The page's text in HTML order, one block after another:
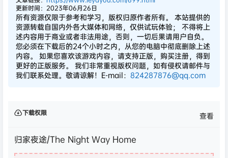
更新时间：2023年06月26日
所有资源仅限于参考和学习，版权归原作者所有。 本站提供的
资源转载自国内外各大媒体和网络，仅供试玩体验； 不得将上
述内容用于商业或者非法用途，否则，一切后果请用户自负。
您必须在下载后的24个小时之内，从您的电脑中彻底删除上述
内容。 如果您喜欢该游戏内容，请支持正版，购买注册，得到
更好的正版服务。 我们非常重视版权问题，如有侵权请邮件与
我们联系处理。敬请谅解！E-mail： 824287876@qq.com
下载权限 查看
归家夜途/The Night Way Home